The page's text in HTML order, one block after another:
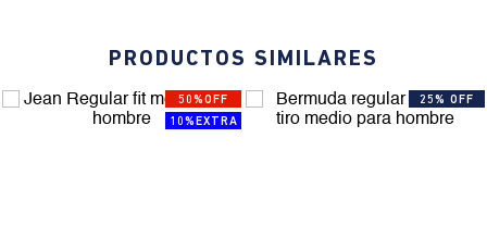
PRODUCTOS SIMILARES
50%OFF
10%EXTRA
25% OFF